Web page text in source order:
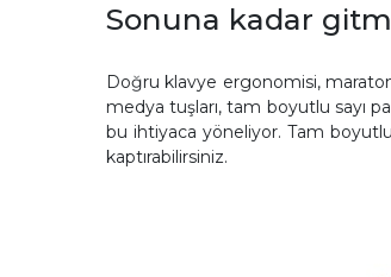
Sonuna kadar
Doğru klavye ergonomisi,
medya tuşları, tam boyutlu sayı
bu ihtiyaca yöneliyor. Tam
kaptırabilirsiniz.